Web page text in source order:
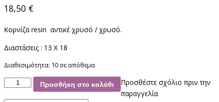
18,50 €
Κορνίζα resin αντικέ χρυσό / χρυσό.
Διαστάσεις : 13 X 18
Διαθεσιμότητα: 10 σε απόθεμα
Κορνίζα
Προσθήκη στο καλάθι
Προσθέστε σχόλιο πριν την
παραγγελία